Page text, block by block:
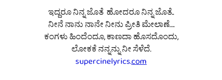
ಇದ್ದರೂ ನಿನ್ನ ಜೊತೆ ಹೋದರೂ ನಿನ್ನ ಜೊತೆ..
ನೀನೆ ನಾನು ನಾನೇ ನೀನು ಪ್ರೀತಿ ಮೇಲಾಣೆ….
ಕಂಗಳು ಹಿಂದೆಂದೂ, ಕಾಣದಾ ಹೊಸದೊಂದು,
ಲೋಕಕೆ ನನ್ನನ್ನು ನೀ ಸೆಳೆದೆ.
supercinelyrics.com